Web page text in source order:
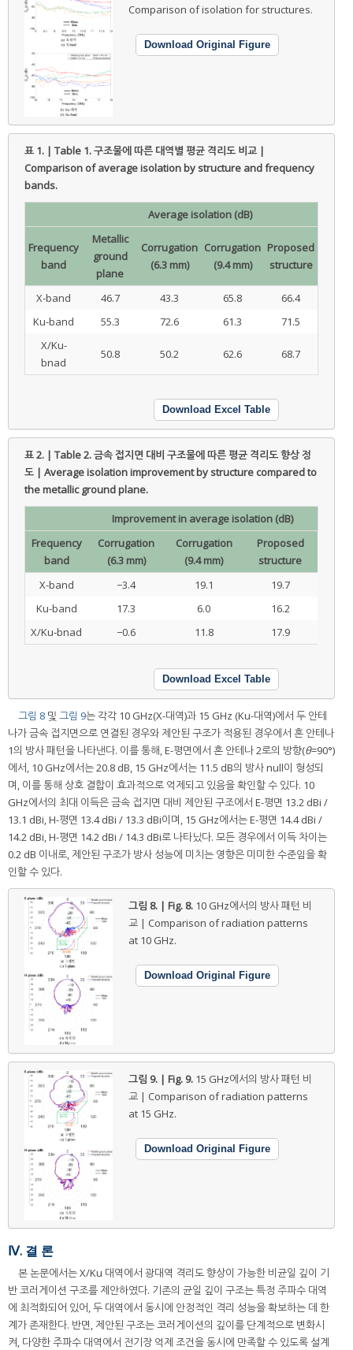
Comparison of isolation for structures.
Download Original Figure
표 1. | Table 1.구조물에 따른 대역별 평균 격리도 비교 |
Comparison of average isolation by structure and frequency
bands.
Average isolation (dB)
Frequency
band
Metallic
ground
plane
Corrugation
(6.3 mm)
Corrugation
(9.4 mm)
Proposed
structure
X-band 46.7 43.3 65.8
66.4
Ku-band
55.3 72.6 61.3
71.5
X/Ku-
bnad
50.8 50.2 62.6 68.7
Download Excel Table
표 2. | Table 2.금속 접지면 대비 구조물에 따른 평균 격리도 향상 정
도 | Average isolation improvement by structure compared to
the metallic ground plane.
Improvement in average isolation (dB)
Frequency
band
Corrugation
(6.3 mm)
Corrugation
(9.4 mm)
Proposed
structure
X-band
−3.4 19.1
19.7
Ku-band
17.3 6.0
16.2
X/Ku-bnad
−0.6 11.8 17.9
Download Excel Table
그림 8 및 그림 9는 각각 10 GHz(X-대역)과 15 GHz (Ku-대역)에서 두 안테
나가 금속 접지면으로 연결된 경우와 제안된 구조가 적용된 경우에서 혼 안테나
1의 방사 패턴을 나타낸다. 이를 통해, E-평면에서 혼 안테나 2로의 방향(θ=90°)
에서, 10 GHz에서는 20.8 dB, 15 GHz에서는 11.5 dB의 방사 null이 형성되
며, 이를 통해 상호 결합이 효과적으로 억제되고 있음을 확인할 수 있다. 10
GHz에서의 최대 이득은 금속 접지면 대비 제안된 구조에서 E-평면 13.2 dBi /
13.1 dBi, H-평면 13.4 dBi / 13.3 dBi이며, 15 GHz에서는 E-평면 14.4 dBi /
14.2 dBi, H-평면 14.2 dBi / 14.3 dBi로 나타났다. 모든 경우에서 이득 차이는
0.2 dB 이내로, 제안된 구조가 방사 성능에 미치는 영향은 미미한 수준임을 확
인할 수 있다.
그림 8. | Fig. 8. 10 GHz에서의 방사 패턴 비
교 | Comparison of radiation patterns
at 10 GHz.
Download Original Figure
그림 9. | Fig. 9. 15 GHz에서의 방사 패턴 비
교 | Comparison of radiation patterns
at 15 GHz.
Download Original Figure
Ⅳ. 결 론
본 논문에서는 X/Ku 대역에서 광대역 격리도 향상이 가능한 비균일 깊이 기
반 코러게이션 구조를 제안하였다. 기존의 균일 깊이 구조는 특정 주파수 대역
에 최적화되어 있어, 두 대역에서 동시에 안정적인 격리 성능을 확보하는 데 한
계가 존재한다. 반면, 제안된 구조는 코러게이션의 깊이를 단계적으로 변화시
켜, 다양한 주파수 대역에서 전기장 억제 조건을 동시에 만족할 수 있도록 설계